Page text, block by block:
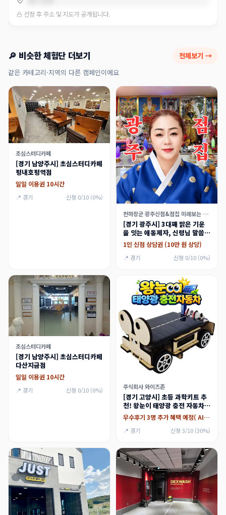
선정 후 주소 및 지도가 공개됩니다.
🔎 비슷한 체험단 더보기 전체보기 →
같은 카테고리·지역의 다른 캠페인이에요
초심스터디카페
[경기 남양주시] 초심스터디카페
평내호평역점
일일 이용권 10시간
📍 경기 신청 0/10 (0%)
천하장군 광주신점&점집 미래보는 애동제자
[경기 광주시] 3대째 맑은 기운
을 잇는 애동제자, 신령님 말씀만
전하는 천하장군 신점 체험단
1인 신점 상담권 (10만 원 상당)
📍 경기 신청 0/10 (0%)
초심스터디카페
[경기 남양주시] 초심스터디카페
다산지금점
일일 이용권 10시간
📍 경기 신청 0/10 (0%) 주식회사 와이즈존
[경기 고양시] 초등 과학키트 추
천! 왕눈이 태양광 충전 자동차
만들기 체험단 모집
우수후기 3명 추가 혜택 예정( AI 휴지통 만들기 키트)
📍 경기 신청 3/10 (30%)